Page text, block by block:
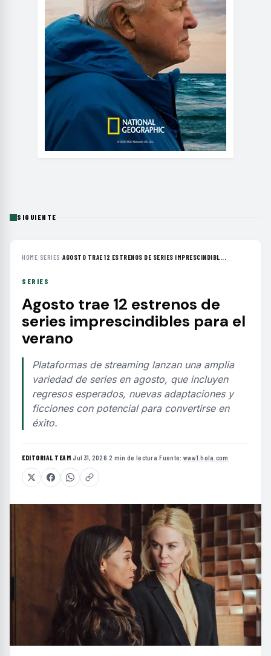
SIGUIENTE
HOME› SERIES ›AGOSTO TRAE 12 ESTRENOS DE SERIES IMPRESCINDIBL...
SERIES
Agosto trae 12 estrenos de
series imprescindibles para el
verano
Plataformas de streaming lanzan una amplia
variedad de series en agosto, que incluyen
regresos esperados, nuevas adaptaciones y
ficciones con potencial para convertirse en
éxito.
EDITORIAL TEAM·Jul 31, 2026·2 min de lectura·Fuente: www1.hola.com